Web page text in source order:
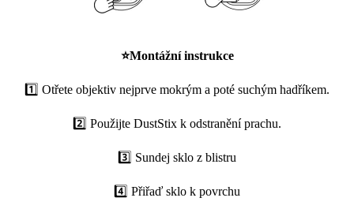
⭐Montážní instrukce
1️⃣ Otřete objektiv nejprve mokrým a poté suchým hadříkem.
2️⃣ Použijte DustStix k odstranění prachu.
3️⃣ Sundej sklo z blistru
4️⃣ Přiřaď sklo k povrchu